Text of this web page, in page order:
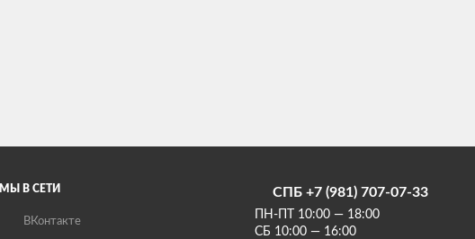
МЫ В СЕТИ
ВКонтакте
СПБ +7 (981) 707-07-33
ПН-ПТ 10:00 — 18:00
СБ 10:00 — 16:00